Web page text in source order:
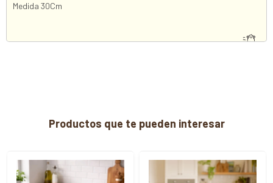
Medida 30Cm
Productos que te pueden interesar